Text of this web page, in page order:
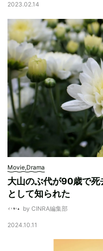
2023.02.14
Movie,Drama
大山のぶ代が90歳で
として知られた
by CINRA編集部
2024.10.11